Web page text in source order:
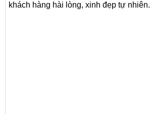
khách hàng hài lòng, xinh đẹp tự nhiên.